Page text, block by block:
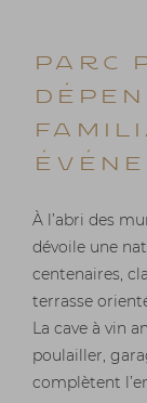
Parc
À l’abri des
dévoile une
centenaires,
terrasse
La cave à vin
poulailler,
complètent